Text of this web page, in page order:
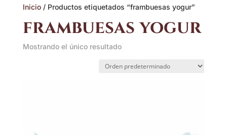
Inicio/ Productos etiquetados “frambuesas yogur”
frambuesas yogur
Mostrando el único resultado